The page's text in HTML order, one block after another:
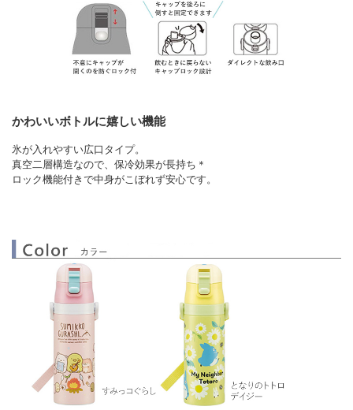
かわいいボトルに嬉しい機能
氷が入れやすい広口タイプ。
真空二層構造なので、保冷効果が長持ち＊
ロック機能付きで中身がこぼれず安心です。